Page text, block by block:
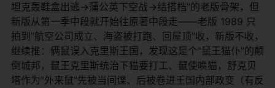
坦克轰鞋盒出逃→蒲公英下空战→结搭档"的老版骨架，但
新版从第一季中段就开始往原著中段走——老版 1989 只
拍到"航空公司成立、海盗被打跑、回屋顶"收，新版不收，
继续推：俩鼠误入克里斯王国，发现这是个"鼠王猫仆"的颠
倒城邦，鼠王克里斯统治下猫要打工、鼠使唤猫，舒克贝
塔作为"外来鼠"先被当间谍、后被卷进王国内部政变（有反